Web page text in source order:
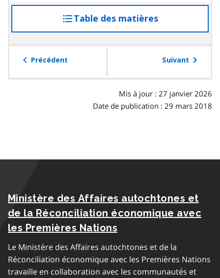
Table des matières
à
table
Précédent Suivant
Mis à jour : 27 janvier 2026
Date de publication : 29 mars 2018
Ministère des Affaires autochtones et
de la Réconciliation économique avec
les Premières Nations
Le Ministère des Affaires autochtones et de la
Réconciliation économique avec les Premières Nations
travaille en collaboration avec les communautés et